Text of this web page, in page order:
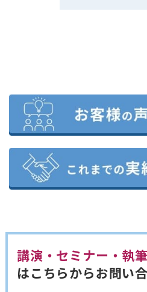
講演・セミナー・執
はこちらからお問い